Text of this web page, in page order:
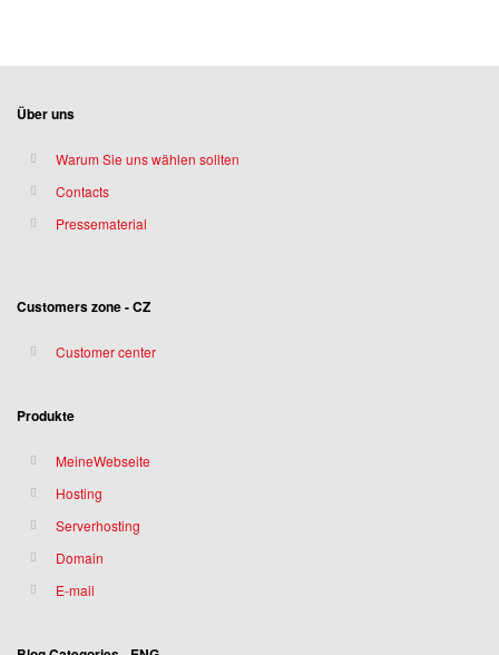
Über uns
Warum Sie uns wählen sollten
Contacts
Pressematerial
Customers zone - CZ
Customer center
Produkte
MeineWebseite
Hosting
Serverhosting
Domain
E-mail